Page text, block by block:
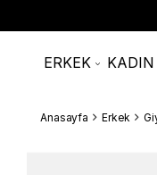
ERKEK KADIN
Anasayfa Erkek